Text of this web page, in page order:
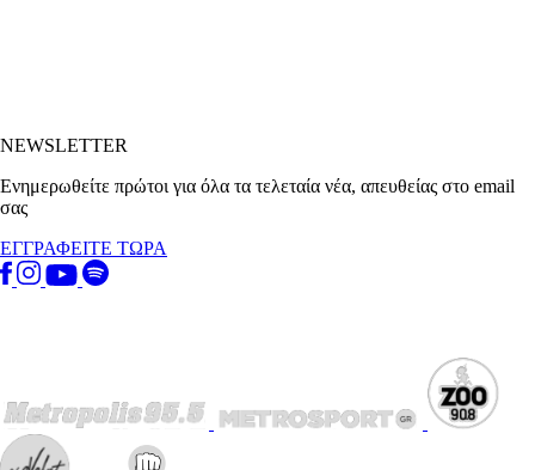
NEWSLETTER
Ενημερωθείτε πρώτοι για όλα τα τελεταία νέα, απευθείας στο email
σας
ΕΓΓΡΑΦΕΙΤΕ ΤΩΡΑ